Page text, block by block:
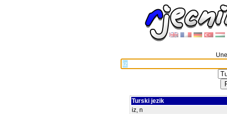
Turski jezik
iz, n